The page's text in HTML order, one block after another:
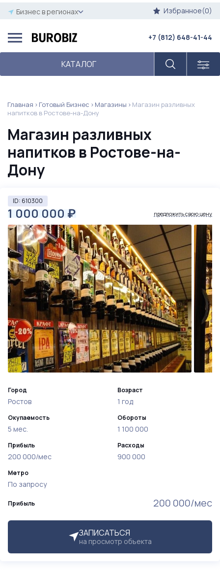
Бизнес в регионах Избранное(0)
КАТАЛОГ
+7 (812) 648-41-44
Главная Готовый Бизнес Магазины
Магазин разливных
напитков в Ростове-на-Дону
Магазин разливных
напитков в Ростове-на-
Дону
ID: 610300
1 000 000 ₽ предложить свою цену
Прибыль 200 000/мес
ЗАПИСАТЬСЯ
на просмотр объекта
Город
Ростов
Окупаемость
5 мес.
Прибыль
200 000/мес
Возраст
1 год
Обороты
1 100 000
Расходы
900 000
Метро
По запросу